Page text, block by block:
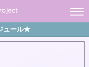
ュール★